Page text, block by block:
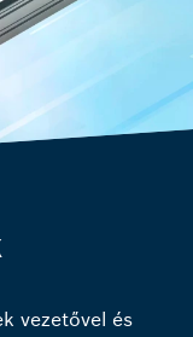
vezetővel és